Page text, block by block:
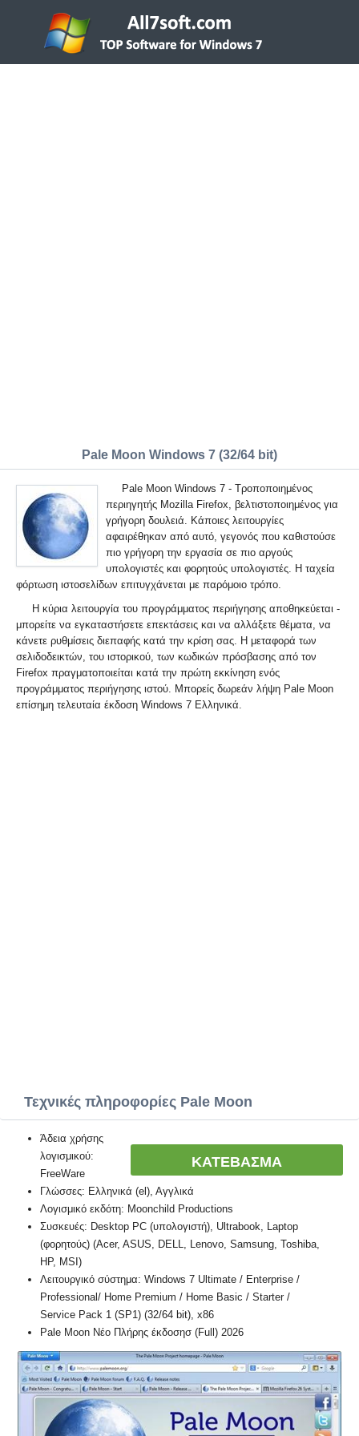
Pale Moon Windows 7 (32/64 bit)
Pale Moon Windows 7 - Τροποποιημένος
περιηγητής Mozilla Firefox, βελτιστοποιημένος για
γρήγορη δουλειά. Κάποιες λειτουργίες
αφαιρέθηκαν από αυτό, γεγονός που καθιστούσε
πιο γρήγορη την εργασία σε πιο αργούς
υπολογιστές και φορητούς υπολογιστές. Η ταχεία
φόρτωση ιστοσελίδων επιτυγχάνεται με παρόμοιο τρόπο.
Η κύρια λειτουργία του προγράμματος περιήγησης αποθηκεύεται -
μπορείτε να εγκαταστήσετε επεκτάσεις και να αλλάξετε θέματα, να
κάνετε ρυθμίσεις διεπαφής κατά την κρίση σας. Η μεταφορά των
σελιδοδεικτών, του ιστορικού, των κωδικών πρόσβασης από τον
Firefox πραγματοποιείται κατά την πρώτη εκκίνηση ενός
προγράμματος περιήγησης ιστού. Μπορείς δωρεάν λήψη Pale Moon
επίσημη τελευταία έκδοση Windows 7 Ελληνικά.
Τεχνικές πληροφορίες Pale Moon
ΚΑΤΕΒΑΣΜΑ
Άδεια χρήσης
λογισμικού:
FreeWare
Γλώσσες: Ελληνικά (el), Αγγλικά
Λογισμικό εκδότη: Moonchild Productions
Συσκευές: Desktop PC (υπολογιστή), Ultrabook, Laptop
(φορητούς) (Acer, ASUS, DELL, Lenovo, Samsung, Toshiba,
HP, MSI)
Λειτουργικό σύστημα: Windows 7 Ultimate / Enterprise /
Professional/ Home Premium / Home Basic / Starter /
Service Pack 1 (SP1) (32/64 bit), x86
Pale Moon Νέο Πλήρης έκδοσησ (Full) 2026